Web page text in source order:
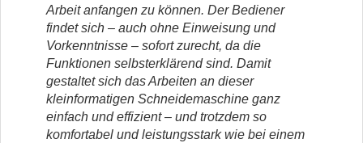
Arbeit anfangen zu können. Der Bediener
findet sich – auch ohne Einweisung und
Vorkenntnisse – sofort zurecht, da die
Funktionen selbsterklärend sind. Damit
gestaltet sich das Arbeiten an dieser
kleinformatigen Schneidemaschine ganz
einfach und effizient – und trotzdem so
komfortabel und leistungsstark wie bei einem